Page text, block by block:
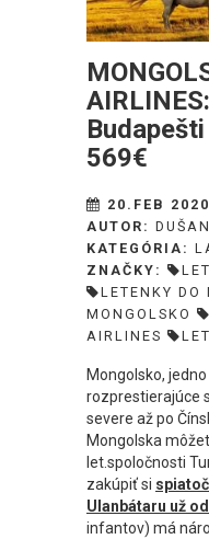
569€
20.FEB
AUTOR: DUŠAN
KATEGÓRIA:
ZNAČKY:
LETENKY DO
MONGOLSKO
AIRLINES
Mongolsko,
rozprestierajúce
severe až po
Mongolska
let.spoločnosti
zakúpiť si
Ulanbátaru už
infantov) má